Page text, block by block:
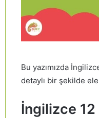
Bu yazımızda
detaylı bir şekilde ele
İngilizce